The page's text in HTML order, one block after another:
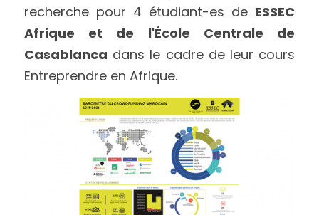
recherche pour 4 étudiant-es de ESSEC
Afrique et de l'École Centrale de
Casablanca dans le cadre de leur cours
Entreprendre en Afrique.